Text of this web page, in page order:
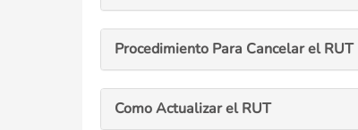
Procedimiento Para Cancelar el RUT
Como Actualizar el RUT